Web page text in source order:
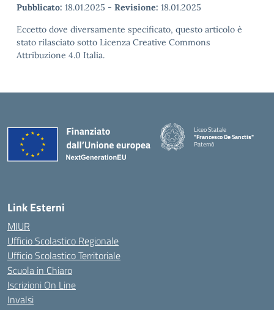
Pubblicato: 18.01.2025 - Revisione: 18.01.2025
Eccetto dove diversamente specificato, questo articolo è
stato rilasciato sotto Licenza Creative Commons
Attribuzione 4.0 Italia.
Liceo Statale
"Francesco De Sanctis"
Paternò
Link Esterni
MIUR
Ufficio Scolastico Regionale
Ufficio Scolastico Territoriale
Scuola in Chiaro
Iscrizioni On Line
Invalsi